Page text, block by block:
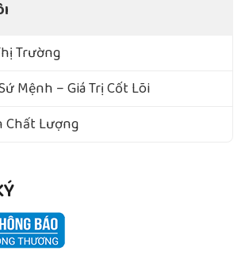
Trường
Mệnh – Giá Trị Cốt Lõi
Chất Lượng